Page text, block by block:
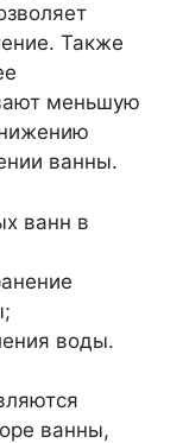
Также
меньшую
ванны.
ванн в
воды.
ванны,